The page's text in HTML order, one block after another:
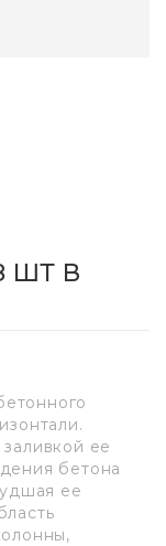
ШТ В
ее
бетона
ее